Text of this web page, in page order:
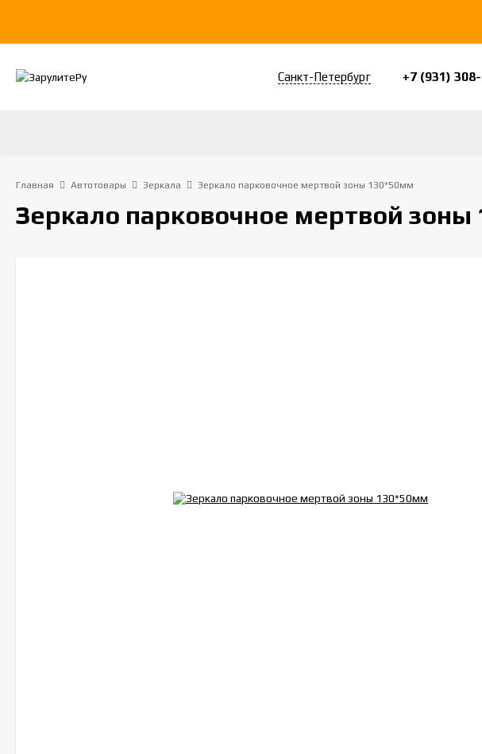
Санкт-Петербург +7 (931)
Главная Автотовары Зеркала Зеркало парковочное мертвой зоны 130*50мм
Зеркало парковочное мертвой